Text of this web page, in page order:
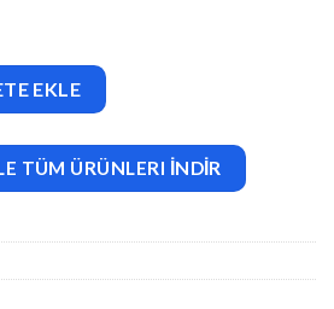
Bakery Cafe Pub WordPress Theme
EKLE
TÜM ÜRÜNLERI İNDİR